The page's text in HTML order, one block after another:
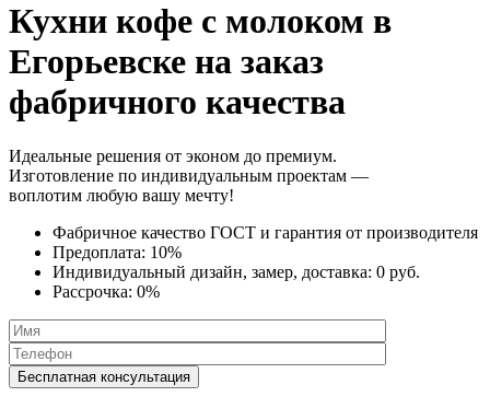
Кухни кофе с молоком в
Егорьевске на заказ
фабричного качества
Идеальные решения от эконом до премиум.
Изготовление по индивидуальным проектам —
воплотим любую вашу мечту!
Фабричное качество ГОСТ и гарантия от производителя
Предоплата: 10%
Индивидуальный дизайн, замер, доставка: 0 руб.
Рассрочка: 0%